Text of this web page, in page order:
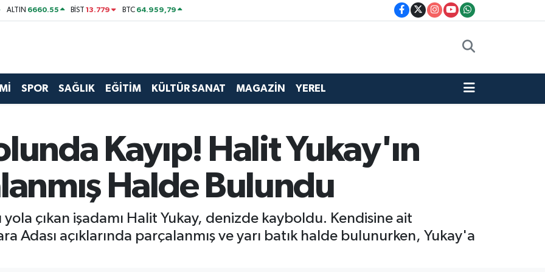
ALTIN 6660.55 BİST13.779 BTC 64.959,79
SPOR SAĞLIK EĞİTİM KÜLTÜR SANAT MAGAZİN YEREL
Kayıp! Halit Yukay'ın
Halde Bulundu
çıkan işadamı Halit Yukay, denizde kayboldu. Kendisine ait
Adası açıklarında parçalanmış ve yarı batık halde bulunurken, Yukay'a